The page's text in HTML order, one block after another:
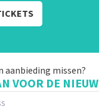
aanbieding missen?
VOOR DE